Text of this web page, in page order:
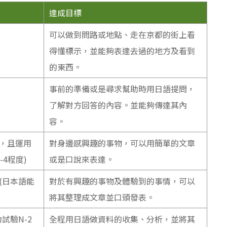
達成目標
可以做到問路或地點、走在京都的街上看
得懂標示，並能夠表達去過的地方及看到
的東西。
事前的準備或是尋求幫助時用日語提問，
了解對方回答的內容。並能夠傳達其內
容。
且運用
程度)
對身邊感興趣的事物，可以用簡單的文章
或是口說來表達。
本語能
對於有興趣的事物及體驗到的事情，可以
將其整理成文章並口頭發表。
驗N-2
全程用日語做資料的收集、分析，並將其